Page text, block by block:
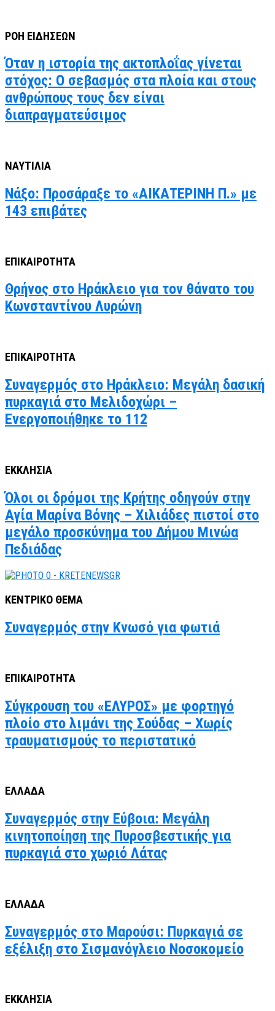
ΡΟΗ ΕΙΔΗΣΕΩΝ
Όταν η ιστορία της ακτοπλοΐας γίνεται
στόχος: Ο σεβασμός στα πλοία και στους
ανθρώπους τους δεν είναι
διαπραγματεύσιμος
ΝΑΥΤΙΛΙΑ
Νάξο: Προσάραξε το «ΑΙΚΑΤΕΡΙΝΗ Π.» με
143 επιβάτες
ΕΠΙΚΑΙΡΟΤΗΤΑ
Θρήνος στο Ηράκλειο για τον θάνατο του
Κωνσταντίνου Λυρώνη
ΕΠΙΚΑΙΡΟΤΗΤΑ
Συναγερμός στο Ηράκλειο: Μεγάλη δασική
πυρκαγιά στο Μελιδοχώρι –
Ενεργοποιήθηκε το 112
ΕΚΚΛΗΣΙΑ
Όλοι οι δρόμοι της Κρήτης οδηγούν στην
Αγία Μαρίνα Βόνης – Χιλιάδες πιστοί στο
μεγάλο προσκύνημα του Δήμου Μινώα
Πεδιάδας
ΚΕΝΤΡΙΚΟ ΘΕΜΑ
Συναγερμός στην Κνωσό για φωτιά
ΕΠΙΚΑΙΡΟΤΗΤΑ
Σύγκρουση του «ΕΛΥΡΟΣ» με φορτηγό
πλοίο στο λιμάνι της Σούδας – Χωρίς
τραυματισμούς το περιστατικό
ΕΛΛΑΔΑ
Συναγερμός στην Εύβοια: Μεγάλη
κινητοποίηση της Πυροσβεστικής για
πυρκαγιά στο χωριό Λάτας
ΕΛΛΑΔΑ
Συναγερμός στο Μαρούσι: Πυρκαγιά σε
εξέλιξη στο Σισμανόγλειο Νοσοκομείο
ΕΚΚΛΗΣΙΑ